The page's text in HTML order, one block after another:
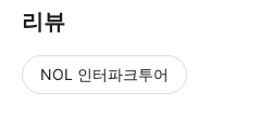
리뷰
NOL 인터파크투어